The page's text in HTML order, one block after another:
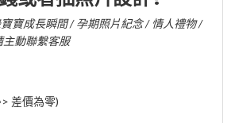
寶成長瞬間 / 孕期照片紀念 / 情人禮物 /
動聯繫客服
差價為零)